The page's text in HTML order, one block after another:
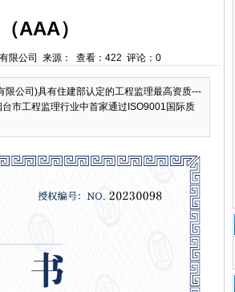
AAA）
限公司 来源： 查看：422 评论：0
公司)具有住建部认定的工程监理最高资质---
市工程监理行业中首家通过ISO9001国际质